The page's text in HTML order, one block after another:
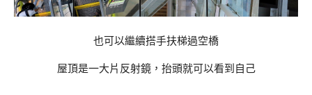
也可以繼續搭手扶梯過空橋
屋頂是一大片反射鏡，抬頭就可以看到自己